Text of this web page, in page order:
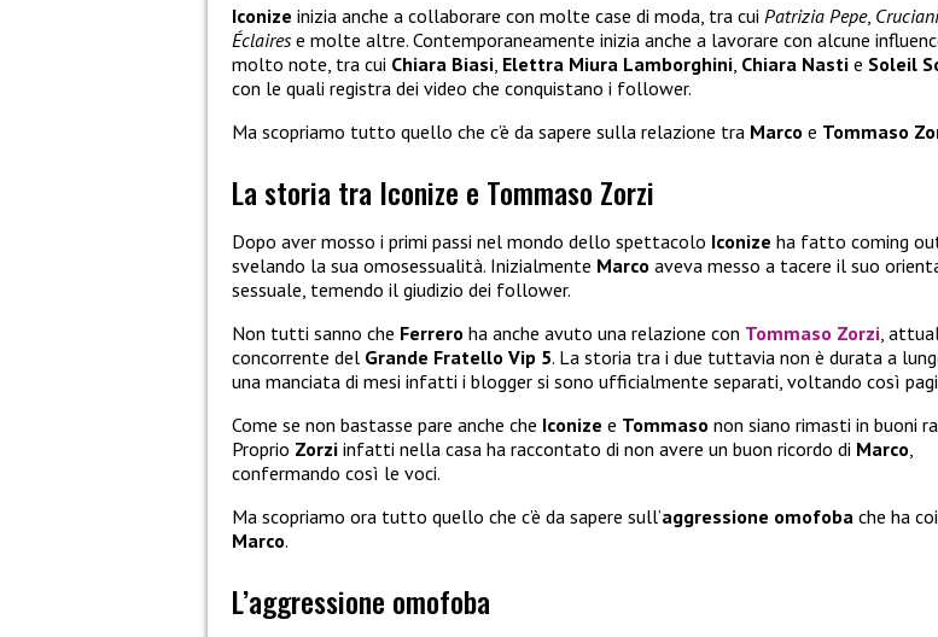
Iconize inizia anche a collaborare con molte case di moda, tra cui Patrizia Pepe, Cruciani
Éclairese molte altre. Contemporaneamente inizia anche a lavorare con alcune
molto note, tra cui Chiara Biasi Elettra Miura Lamborghini Chiara Nasti e Soleil
con le quali registra dei video che conquistano i follower.
Ma scopriamo tutto quello che c’è da sapere sulla relazione tra Marco e Tommaso
La storia tra Iconize e Tommaso Zorzi
Dopo aver mosso i primi passi nel mondo dello spettacolo Iconize ha fatto coming
svelando la sua omosessualità. Inizialmente Marco aveva messo a tacere il suo
sessuale, temendo il giudizio dei follower.
Non tutti sanno che Ferrero ha anche avuto una relazione con Tommaso Zorzi,
concorrente del Grande Fratello Vip 5. La storia tra i due tuttavia non è durata a
una manciata di mesi infatti i blogger si sono ufficialmente separati, voltando così
Come se non bastasse pare anche che Iconize e Tommaso non siano rimasti in buoni
Proprio Zorzi infatti nella casa ha raccontato di non avere un buon ricordo di Marco,
confermando così le voci.
Ma scopriamo ora tutto quello che c’è da sapere sull’aggressione omofoba che ha
Marco.
L’aggressione omofoba